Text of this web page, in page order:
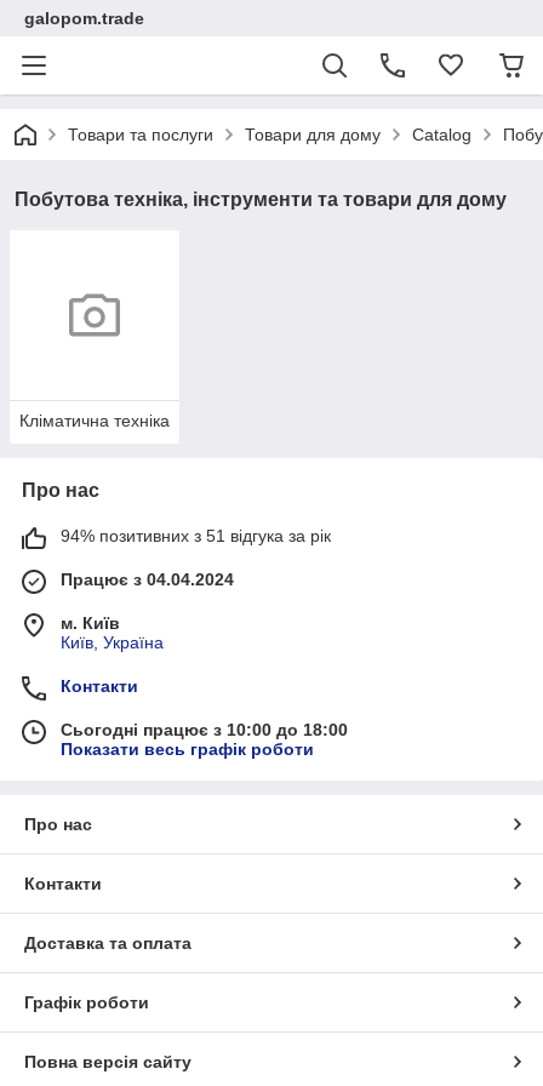
galopom.trade
Товари та послуги Товари для дому Catalog
Побутова техніка, інструменти та товари для дому
Кліматична техніка
Про нас
94% позитивних з 51 відгука за рік
Працює з 04.04.2024
м. Київ
Київ, Україна
Контакти
Сьогодні працює з 10:00 до 18:00
Показати весь графік роботи
Про нас
Контакти
Доставка та оплата
Графік роботи
Повна версія сайту